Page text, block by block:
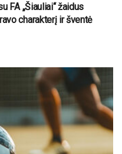
FA „Šiauliai“ žaidus
charakterį ir šventė